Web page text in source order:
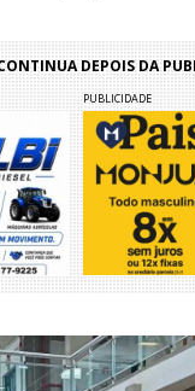
DEPOIS DA
PUBLICIDADE